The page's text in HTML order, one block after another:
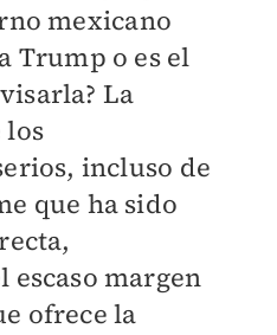
mexicano
Trump o es el
La
los
incluso de
que ha sido
escaso margen
ofrece la